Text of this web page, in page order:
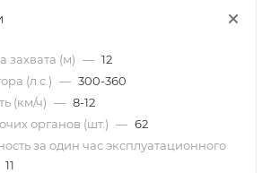
захвата (м) — 12
(л.с.) — 300-360
(км/ч) — 8-12
органов (шт.) — 62
за один час эксплуатационного
11